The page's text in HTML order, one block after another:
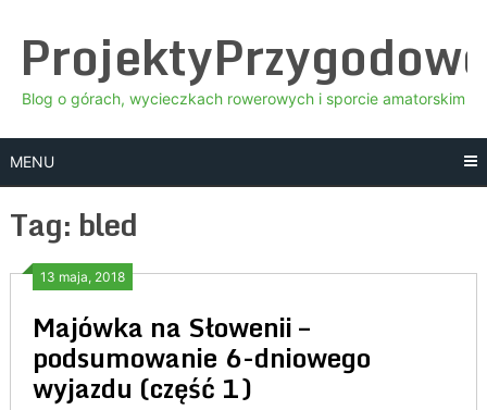
content
Blog o górach, wycieczkach rowerowych i sporcie amatorskim
MENU
Tag: bled
13 maja, 2018
Majówka na Słowenii –
podsumowanie 6-dniowego
wyjazdu (część 1)